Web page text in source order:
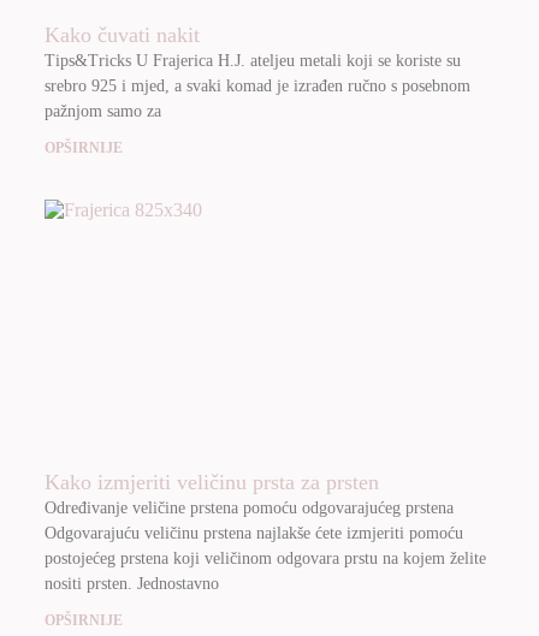
Kako čuvati nakit
Tips&Tricks U Frajerica H.J. ateljeu metali koji se koriste su
srebro 925 i mjed, a svaki komad je izrađen ručno s posebnom
pažnjom samo za
OPŠIRNIJE
Kako izmjeriti veličinu prsta za prsten
Određivanje veličine prstena pomoću odgovarajućeg prstena
Odgovarajuću veličinu prstena najlakše ćete izmjeriti pomoću
postojećeg prstena koji veličinom odgovara prstu na kojem želite
nositi prsten. Jednostavno
OPŠIRNIJE